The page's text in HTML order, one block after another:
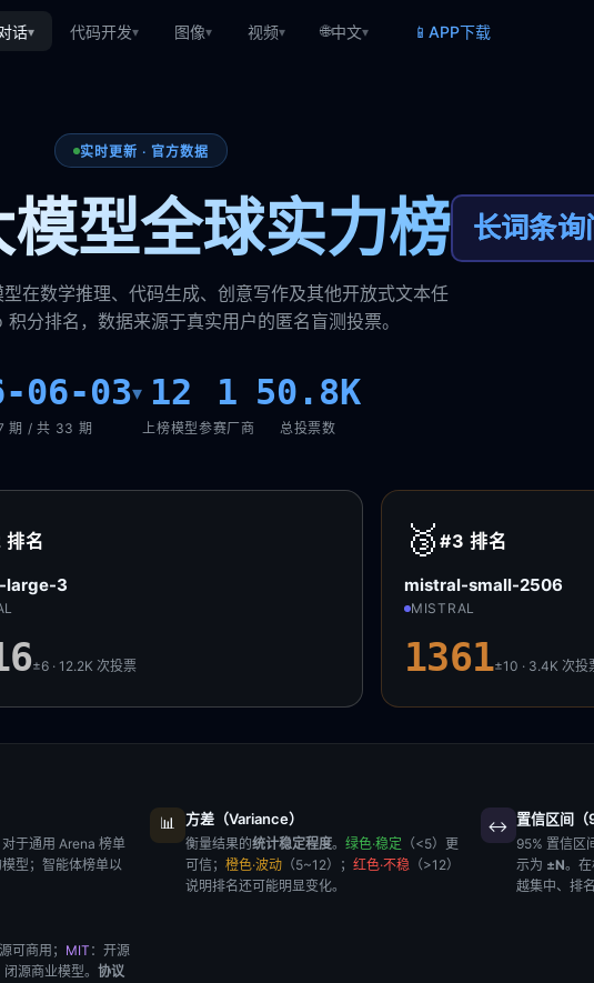
话▾ 代码开发▾ 图像▾ 视频▾ 🌐中文▾ 📱 APP下载
实时更新 · 官方数据
型全球实力榜 长词条询
在数学推理、代码生成、创意写作及其他开放式文本任
分排名，数据来源于真实用户的匿名盲测投票。
06-03▾
期 / 共 33 期
12
上榜模型
1
参赛厂商
50.8K
总投票数
排名
large-3
±6 · 12.2K次投票
🥉 #3排名
mistral-small-2506
MISTRAL
1361±10 · 3.4K次投
于通用 Arena 榜单
型；智能体榜单以
📊 方差（Variance）
衡量结果的统计稳定程度。 绿色·稳定 （<5）更
可信； 橙色·波动 （5~12）； 红色·不稳 （>12）
说明排名还可能明显变化。
↔️ 置信区间（
95% 置信区
示为 ±N。
越集中、排
可商用； MIT ：开源
闭源商业模型。 协议